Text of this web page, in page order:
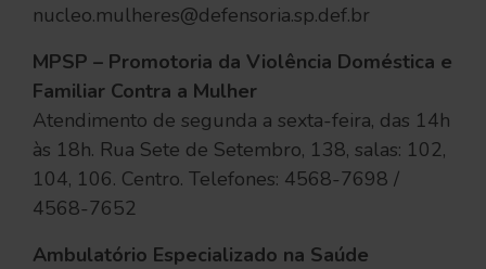
nucleo.mulheres@defensoria.sp.def.br
MPSP – Promotoria da Violência Doméstica e
Familiar Contra a Mulher
Atendimento de segunda a sexta-feira, das 14h
às 18h. Rua Sete de Setembro, 138, salas: 102,
104, 106. Centro. Telefones: 4568-7698 /
4568-7652
Ambulatório Especializado na Saúde